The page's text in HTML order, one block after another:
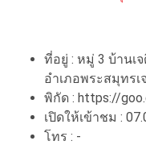
ที่อยู่ : หมู่ 3 บ้านเ
อำเภอพระสมุทร
พิกัด : https://
เปิดให้เข้าชม :
โทร : -